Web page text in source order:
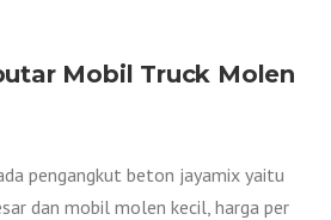
Mobil Truck Molen
pengangkut beton jayamix yaitu
dan mobil molen kecil, harga per